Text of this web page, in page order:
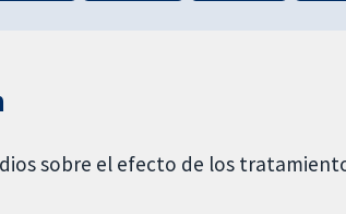
sobre el efecto de los